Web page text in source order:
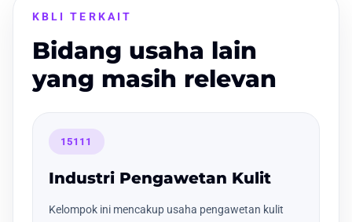
KBLI TERKAIT
Bidang usaha lain
yang masih relevan
15111
Industri Pengawetan Kulit
Kelompok ini mencakup usaha pengawetan kulit